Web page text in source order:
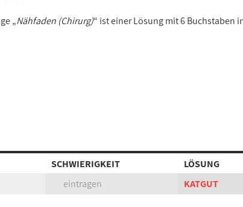
„Nähfaden (Chirurg)“ ist einer Lösung mit 6 Buchstaben
SCHWIERIGKEIT LÖSUNG
eintragen KATGUT